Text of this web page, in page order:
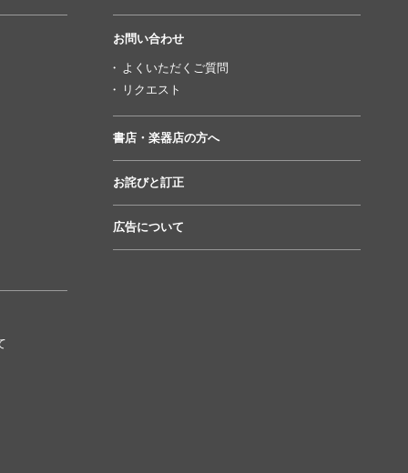
お問い合わせ
よくいただくご質問
リクエスト
書店・楽器店の方へ
お詫びと訂正
広告について